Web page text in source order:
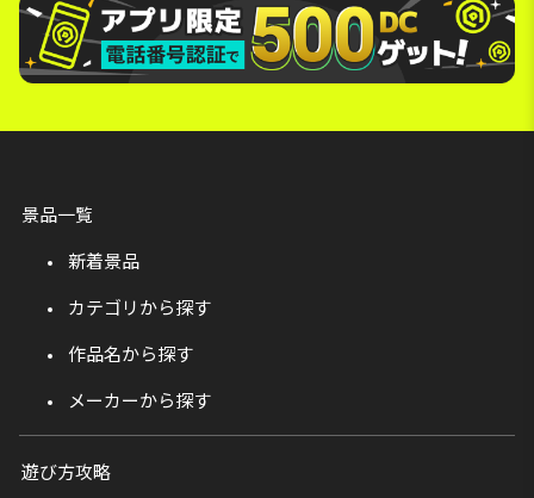
景品一覧
新着景品
カテゴリから探す
作品名から探す
メーカーから探す
遊び方攻略